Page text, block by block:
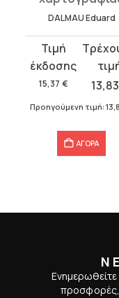
DALMAU Eduard
15,37 €
Original
price
was:
15,37 €.
13,83
τρέχουσα
τιμή
Προηγούμενη τιμή:
ΑΓΟΡΑ
προσφορές,